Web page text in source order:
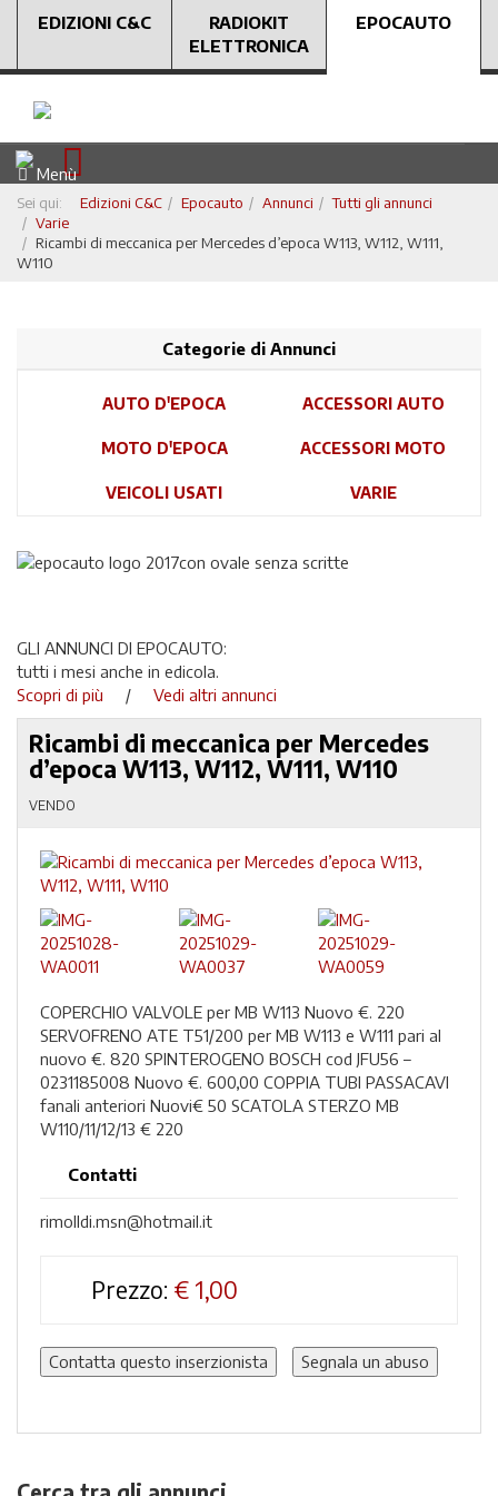
EDIZIONI C&C
RADIOKIT
ELETTRONICA
EPOCAUTO
Menù
Sei qui: Edizioni C&C Epocauto Annunci
Tutti gli annunci
Varie
Ricambi di meccanica per Mercedes d’epoca W113, W112, W111,
W110
Categorie di Annunci
AUTO D'EPOCA ACCESSORI AUTO
MOTO D'EPOCA ACCESSORI MOTO
VEICOLI USATI VARIE
GLI ANNUNCI DI EPOCAUTO:
tutti i mesi anche in edicola.
Scopri di più
/ Vedi altri annunci
Ricambi di meccanica per Mercedes
d’epoca W113, W112, W111, W110
VENDO
COPERCHIO VALVOLE per MB W113 Nuovo €. 220
SERVOFRENO ATE T51/200 per MB W113 e W111 pari al
nuovo €. 820 SPINTEROGENO BOSCH cod JFU56 –
0231185008 Nuovo €. 600,00 COPPIA TUBI PASSACAVI
fanali anteriori Nuovi€ 50 SCATOLA STERZO MB
W110/11/12/13 € 220
Contatti
rimolldi.msn@hotmail.it
Prezzo: € 1,00
Contatta questo inserzionista Segnala un abuso